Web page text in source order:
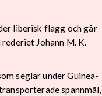
liberisk flagg och går
Johann M. K.
seglar under Guinea-
spannmål,